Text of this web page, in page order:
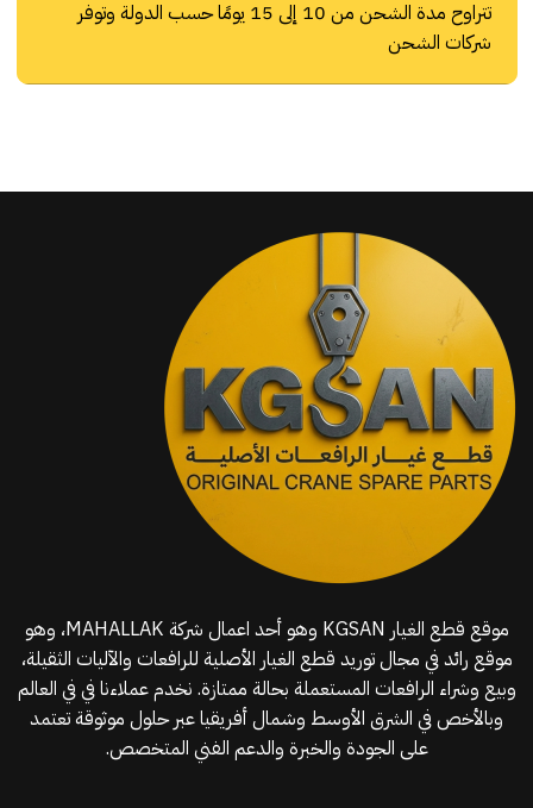
تتراوح مدة الشحن من 10 إلى 15 يومًا حسب الدولة وتوفر
شركات الشحن
موقع قطع الغيار KGSAN وهو أحد اعمال شركة MAHALLAK، وهو
موقع رائد في مجال توريد قطع الغيار الأصلية للرافعات والآليات الثقيلة،
وبيع وشراء الرافعات المستعملة بحالة ممتازة. نخدم عملاءنا في في العالم
وبالأخص في الشرق الأوسط وشمال أفريقيا عبر حلول موثوقة تعتمد
على الجودة والخبرة والدعم الفني المتخصص.